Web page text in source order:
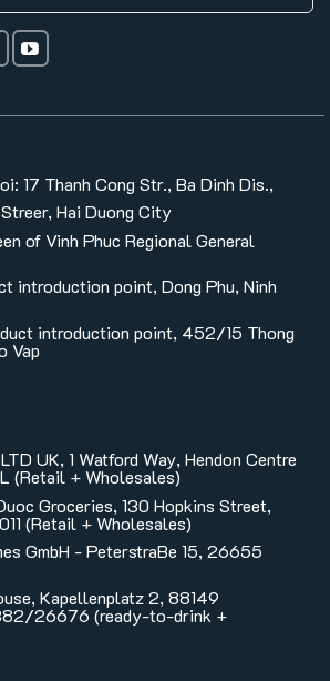
17 Thanh Cong Str., Ba Dinh Dis.,
Streer, Hai Duong City
of Vinh Phuc Regional General
introduction point, Dong Phu, Ninh
introduction point, 452/15 Thong
Vap
UK, 1 Watford Way, Hendon Centre
(Retail + Wholesales)
Groceries, 130 Hopkins Street,
(Retail + Wholesales)
GmbH - PeterstraBe 15, 26655
Kapellenplatz 2, 88149
26676 (ready-to-drink +